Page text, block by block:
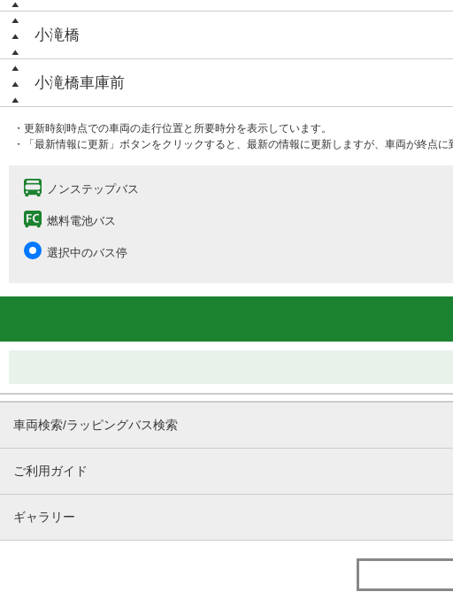
小滝橋
小滝橋車庫前
・更新時刻時点での車両の走行位置と所要時分を表示しています。
・「最新情報に更新」ボタンをクリックすると、最新の情報に更新しますが、車両が終点
ノンステップバス
燃料電池バス
選択中のバス停
車両検索/ラッピングバス検索
ご利用ガイド
ギャラリー